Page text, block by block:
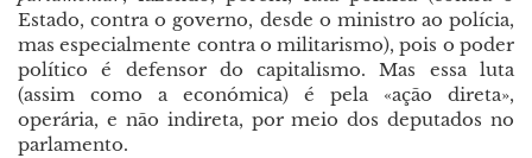
Estado, contra o governo, desde o ministro ao polícia,
mas especialmente contra o militarismo), pois o poder
político é defensor do capitalismo. Mas essa luta
(assim como a económica) é pela «ação direta»,
operária, e não indireta, por meio dos deputados no
parlamento.